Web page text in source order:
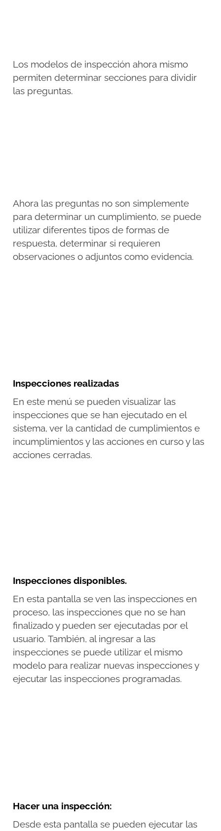
Los modelos de inspección ahora mismo
permiten determinar secciones para dividir
las preguntas.
Ahora las preguntas no son simplemente
para determinar un cumplimiento, se puede
utilizar diferentes tipos de formas de
respuesta, determinar si requieren
observaciones o adjuntos como evidencia.
Inspecciones realizadas
En este menú se pueden visualizar las
inspecciones que se han ejecutado en el
sistema, ver la cantidad de cumplimientos e
incumplimientos y las acciones en curso y las
acciones cerradas.
Inspecciones disponibles.
En esta pantalla se ven las inspecciones en
proceso, las inspecciones que no se han
finalizado y pueden ser ejecutadas por el
usuario. También, al ingresar a las
inspecciones se puede utilizar el mismo
modelo para realizar nuevas inspecciones y
ejecutar las inspecciones programadas.
Hacer una inspección:
Desde esta pantalla se pueden ejecutar las